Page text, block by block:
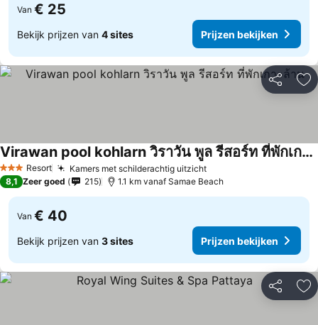
Van € 25
Bekijk prijzen van 4 sites Prijzen bekijken
Delen
3 SterrenResort Kamers met schilderachtig uitzichtPrijzen bekijken
Virawan pool kohlarn วิราวัน พูล รีสอร์ท ที่พักเกาะล้าน
Prijzen bekijken
8,1 Zeer goed 215 1.1 km vanaf Samae Beach
Van € 40
Bekijk prijzen van 3 sites Prijzen bekijken
Delen